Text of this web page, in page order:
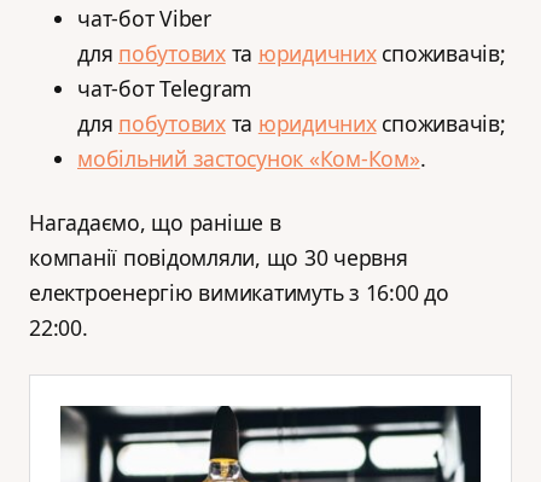
чат-бот Viber
для побутовихта юридичнихспоживачів;
чат-бот Telegram
для побутовихта юридичнихспоживачів;
мобільний застосунок «Ком-Ком».
Нагадаємо, що раніше в
компанії повідомляли, що 30 червня
електроенергію вимикатимуть з 16:00 до
22:00.